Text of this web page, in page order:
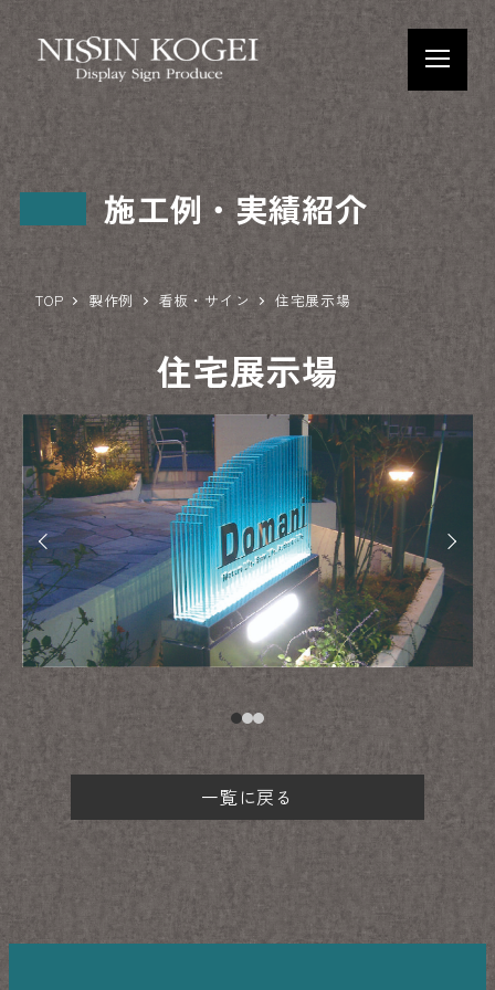
施工例・実績紹介
TOP 製作例 看板・サイン 住宅展示場
住宅展示場
一覧に戻る